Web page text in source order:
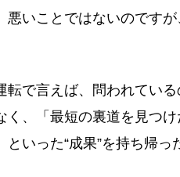
悪いことではないのです
転で言えば、問われてい
く、「最短の裏道を見つ
といった“成果”を持ち帰っ